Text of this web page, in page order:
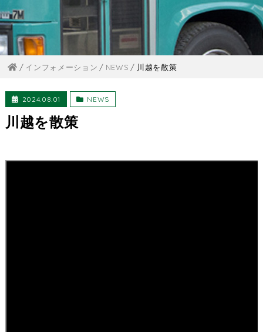
インフォメーション NEWS 川越を散策
2024.08.01 NEWS
川越を散策